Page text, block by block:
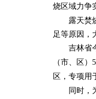
烧区域力争
露天焚
足等原因，
吉林省
（市、区）
区，专项用
同时，